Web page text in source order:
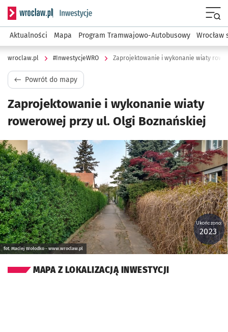
Serwis informacyjny wroclaw.pl podserwis:
Aktualności Mapa Program Tramwajowo-Autobusowy Wrocław
wroclaw.pl #InwestycjeWRO Zaprojektowanie i wykonanie wiaty
Powrót do mapy
Zaprojektowanie i wykonanie wiaty
rowerowej przy ul. Olgi Boznańskiej
Kliknij, aby powiększyć
fot. Maciej Wołodko - www.wroclaw.pl
Ukończono:
2023
MAPA Z LOKALIZACJĄ INWESTYCJI